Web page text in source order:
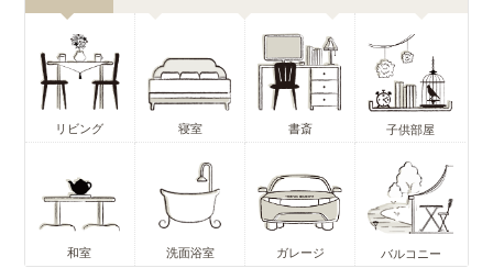
リビング 寝室 書斎 子供部屋
和室 洗面浴室 ガレージ バルコニー